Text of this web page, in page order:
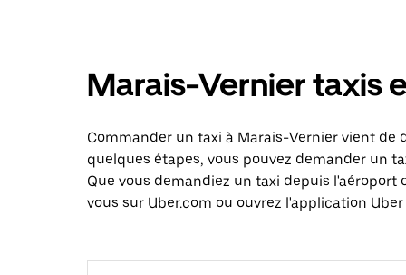
Marais-Vernier taxis
Commander un taxi à Marais-Vernier vient de
quelques étapes, vous pouvez demander un
Que vous demandiez un taxi depuis
vous sur Uber.com ou ouvrez l'application